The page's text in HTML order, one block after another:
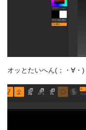
オッとたいへん(；・∀・)